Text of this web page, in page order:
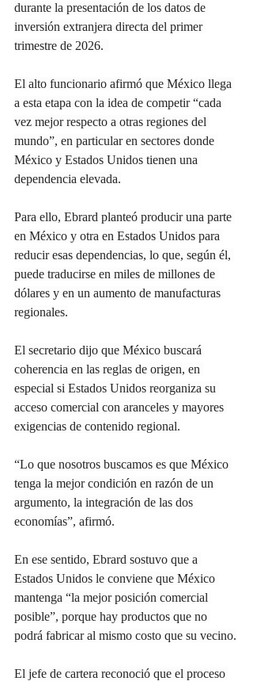
durante la presentación de los datos de
inversión extranjera directa del primer
trimestre de 2026.
El alto funcionario afirmó que México llega
a esta etapa con la idea de competir “cada
vez mejor respecto a otras regiones del
mundo”, en particular en sectores donde
México y Estados Unidos tienen una
dependencia elevada.
Para ello, Ebrard planteó producir una parte
en México y otra en Estados Unidos para
reducir esas dependencias, lo que, según él,
puede traducirse en miles de millones de
dólares y en un aumento de manufacturas
regionales.
El secretario dijo que México buscará
coherencia en las reglas de origen, en
especial si Estados Unidos reorganiza su
acceso comercial con aranceles y mayores
exigencias de contenido regional.
“Lo que nosotros buscamos es que México
tenga la mejor condición en razón de un
argumento, la integración de las dos
economías”, afirmó.
En ese sentido, Ebrard sostuvo que a
Estados Unidos le conviene que México
mantenga “la mejor posición comercial
posible”, porque hay productos que no
podrá fabricar al mismo costo que su vecino.
El jefe de cartera reconoció que el proceso